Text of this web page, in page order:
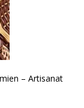
– Artisanat